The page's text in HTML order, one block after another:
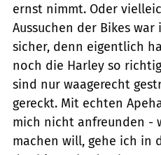
ernst nimmt. Oder
Aussuchen der Bikes
sicher, denn eigentlich
noch die Harley so
sind nur waagerecht
gereckt. Mit echten
mich nicht anfreunden -
machen will, gehe ich in